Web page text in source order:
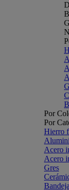
Por
Por
Hierro
Acero
Acero
Gres